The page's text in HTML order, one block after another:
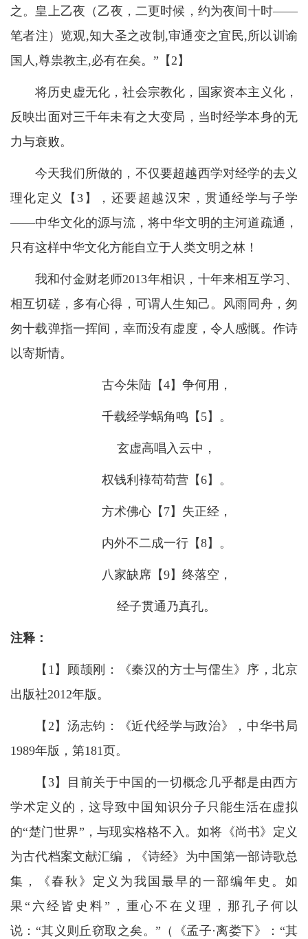
之。皇上乙夜（乙夜，二更时候，约为夜间十时——
笔者注）览观,知大圣之改制,审通变之宜民,所以训谕
国人,尊祟教主,必有在矣。”【2】
将历史虚无化，社会宗教化，国家资本主义化，
反映出面对三千年未有之大变局，当时经学本身的无
力与衰败。
今天我们所做的，不仅要超越西学对经学的去义
理化定义【3】，还要超越汉宋，贯通经学与子学
——中华文化的源与流，将中华文明的主河道疏通，
只有这样中华文化方能自立于人类文明之林！
我和付金财老师2013年相识，十年来相互学习、
相互切磋，多有心得，可谓人生知己。风雨同舟，匆
匆十载弹指一挥间，幸而没有虚度，令人感慨。作诗
以寄斯情。
古今朱陆【4】争何用，
千载经学蜗角鸣【5】。
玄虚高唱入云中，
权钱利䘵苟苟营【6】。
方术佛心【7】失正经，
内外不二成一行【8】。
八家缺席【9】终落空，
经子贯通乃真孔。
注释：
【1】顾颉刚：《秦汉的方士与儒生》序，北京
出版社2012年版。
【2】汤志钧：《近代经学与政治》，中华书局
1989年版，第181页。
【3】目前关于中国的一切概念几乎都是由西方
学术定义的，这导致中国知识分子只能生活在虚拟
的“楚门世界”，与现实格格不入。如将《尚书》定义
为古代档案文献汇编，《诗经》为中国第一部诗歌总
集，《春秋》定义为我国最早的一部编年史。如
果“六经皆史料”，重心不在义理，那孔子何以
说：“其义则丘窃取之矣。”（《孟子·离娄下》：“其